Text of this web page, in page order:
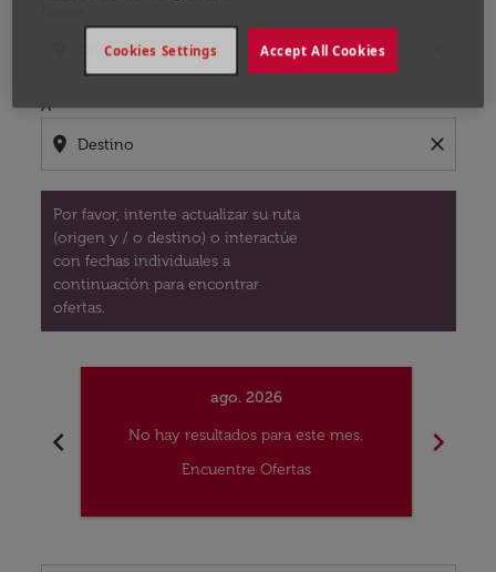
A
location_on close
Por favor, intente actualizar su ruta
(origen y / o destino) o interactúe
con fechas individuales a
continuación para encontrar
ofertas.
chevron_left
ago. 2026
No hay resultados para este mes.
Encuentre Ofertas
chevron_right
Accept All Cookies
Cookies Settings